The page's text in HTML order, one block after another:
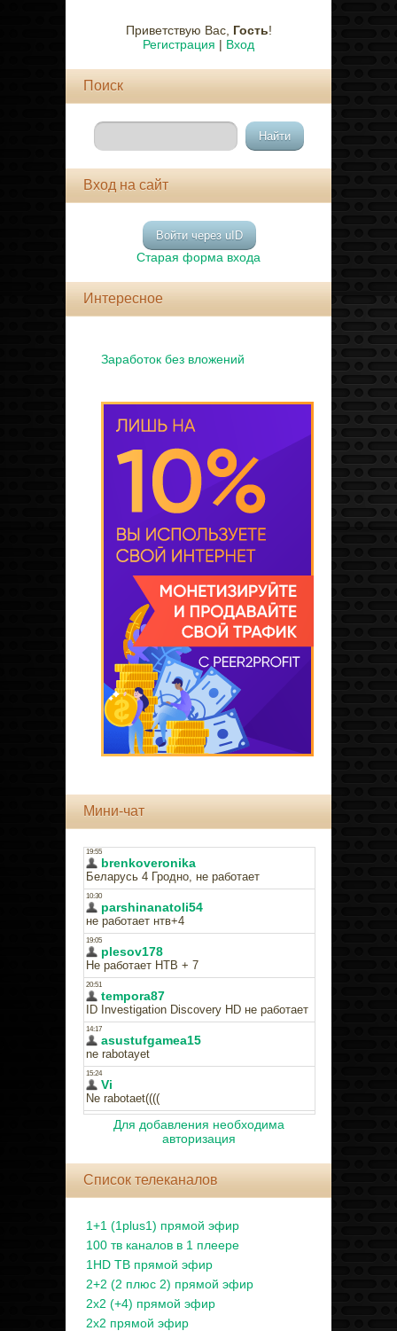
Приветствую Вас, Гость!
Регистрация | Вход
Поиск
Вход на сайт
Войти через uID
Старая форма входа
Интересное
Заработок без вложений
Мини-чат
Для добавления необходима
авторизация
Список телеканалов
1+1 (1plus1) прямой эфир
100 тв каналов в 1 плеере
1HD ТВ прямой эфир
2+2 (2 плюс 2) прямой эфир
2x2 (+4) прямой эфир
2x2 прямой эфир